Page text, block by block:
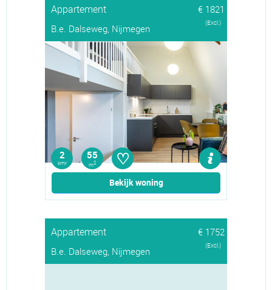
Appartement
€ 1821
B.e. Dalseweg, Nijmegen
(Excl.)
2
kmr
55
m2 ♡
Bekijk woning
Appartement
€ 1752
B.e. Dalseweg, Nijmegen
(Excl.)